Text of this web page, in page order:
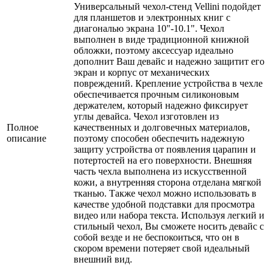
Полное
описание
Универсальный чехол-стенд Vellini подойдет
для планшетов и электронных книг с
диагональю экрана 10"-10.1". Чехол
выполнен в виде традиционной книжной
обложки, поэтому аксессуар идеально
дополнит Ваш девайс и надежно защитит его
экран и корпус от механических
повреждений. Крепление устройства в чехле
обеспечивается прочным силиконовым
держателем, который надежно фиксирует
углы девайса. Чехол изготовлен из
качественных и долговечных материалов,
поэтому способен обеспечить надежную
защиту устройства от появления царапин и
потертостей на его поверхности. Внешняя
часть чехла выполнена из искусственной
кожи, а внутренняя сторона отделана мягкой
тканью. Также чехол можно использовать в
качестве удобной подставки для просмотра
видео или набора текста. Используя легкий и
стильный чехол, Вы сможете носить девайс с
собой везде и не беспокоиться, что он в
скором времени потеряет свой идеальный
внешний вид.